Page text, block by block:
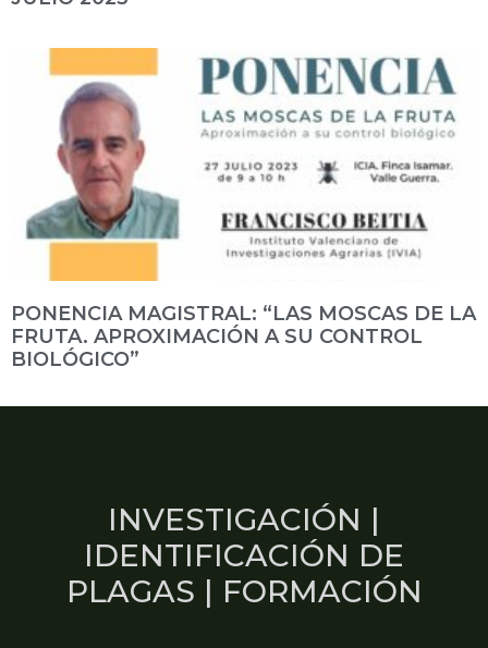
PONENCIA MAGISTRAL: “LAS MOSCAS DE LA
FRUTA. APROXIMACIÓN A SU CONTROL
BIOLÓGICO”
INVESTIGACIÓN |
IDENTIFICACIÓN DE
PLAGAS | FORMACIÓN